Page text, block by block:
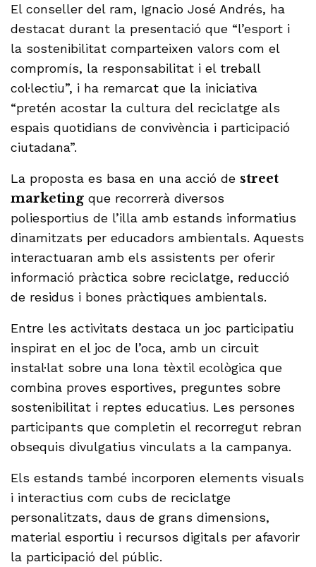
El conseller del ram, Ignacio José Andrés, ha
destacat durant la presentació que “l’esport i
la sostenibilitat comparteixen valors com el
compromís, la responsabilitat i el treball
col·lectiu”, i ha remarcat que la iniciativa
“pretén acostar la cultura del reciclatge als
espais quotidians de convivència i participació
ciutadana”.
La proposta es basa en una acció de street
marketing que recorrerà diversos
poliesportius de l’illa amb estands informatius
dinamitzats per educadors ambientals. Aquests
interactuaran amb els assistents per oferir
informació pràctica sobre reciclatge, reducció
de residus i bones pràctiques ambientals.
Entre les activitats destaca un joc participatiu
inspirat en el joc de l’oca, amb un circuit
instal·lat sobre una lona tèxtil ecològica que
combina proves esportives, preguntes sobre
sostenibilitat i reptes educatius. Les persones
participants que completin el recorregut rebran
obsequis divulgatius vinculats a la campanya.
Els estands també incorporen elements visuals
i interactius com cubs de reciclatge
personalitzats, daus de grans dimensions,
material esportiu i recursos digitals per afavorir
la participació del públic.